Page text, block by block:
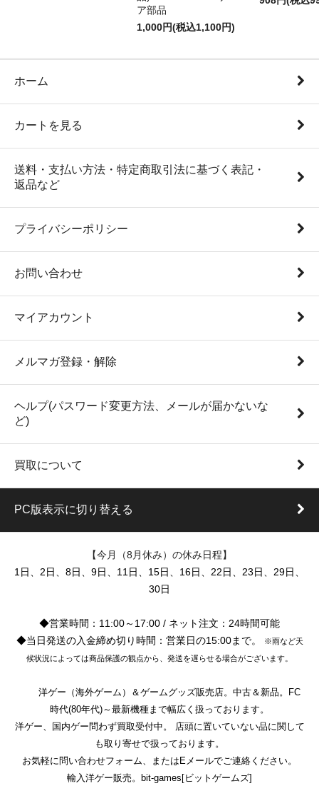
ア部品
1,000円(税込1,100円)
ホーム
カートを見る
送料・支払い方法・特定商取引法に基づく表記・
返品など
プライバシーポリシー
お問い合わせ
マイアカウント
メルマガ登録・解除
ヘルプ(パスワード変更方法、メールが届かないな
ど)
買取について
PC版表示に切り替える
【今月（8月休み）の休み日程】
1日、2日、8日、9日、11日、15日、16日、22日、23日、29日、
30日
◆営業時間：11:00～17:00 / ネット注文：24時間可能
◆当日発送の入金締め切り時間：営業日の15:00まで。
※雨など天
候状況によっては商品保護の観点から、発送を遅らせる場合がございます。
洋ゲー（海外ゲーム）＆ゲームグッズ販売店。中古＆新品。FC
時代(80年代)～最新機種まで幅広く扱っております。
洋ゲー、国内ゲー問わず買取受付中。 店頭に置いていない品に関して
も取り寄せで扱っております。
お気軽に問い合わせフォーム、またはEメールでご連絡ください。
輸入洋ゲー販売。bit-games[ビットゲームズ]